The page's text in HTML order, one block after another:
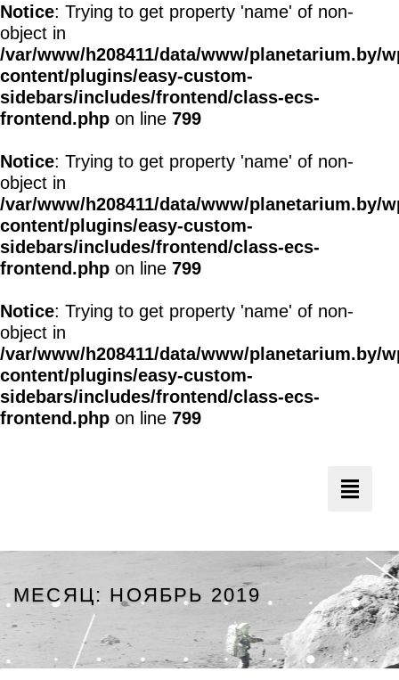
Notice: Trying to get property 'name' of non-
object in
/var/www/h208411/data/www/planetarium.by/
content/plugins/easy-custom-
sidebars/includes/frontend/class-ecs-
frontend.php on line 799
Notice: Trying to get property 'name' of non-
object in
/var/www/h208411/data/www/planetarium.by/
content/plugins/easy-custom-
sidebars/includes/frontend/class-ecs-
frontend.php on line 799
Notice: Trying to get property 'name' of non-
object in
/var/www/h208411/data/www/planetarium.by/
content/plugins/easy-custom-
sidebars/includes/frontend/class-ecs-
frontend.php on line 799
МЕСЯЦ: НОЯБРЬ 2019